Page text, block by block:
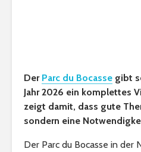
Der Parc du Bocasse gibt
Jahr 2026 ein komplettes
zeigt damit, dass gute
sondern eine
Der Parc du Bocasse in der